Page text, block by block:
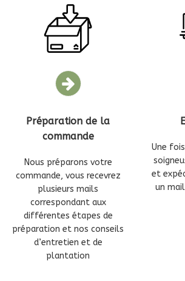
Préparation de la
commande
Nous préparons votre
commande, vous recevrez
plusieurs mails
correspondant aux
différentes étapes de
préparation et nos conseils
d’entretien et de
plantation
Une
et
un